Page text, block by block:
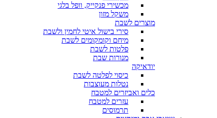
מכשירי פנקייק, וופל בלגי
משקל מזון
מוצרים לשבת
סירי בישול איטי לחמין ולשבת
מיחם וקומקומים לשבת
פלטות לשבת
מנורות שבת
יודאיקה
כיסוי לפלטה לשבת
נטלות מעוצבות
כלים ואביזרים למטבח
עזרים למטבח
תרמוסים